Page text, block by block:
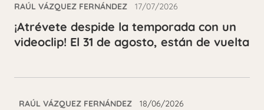
RAÚL VÁZQUEZ FERNÁNDEZ 17/07/2026
¡Atrévete despide la temporada con un
videoclip! El 31 de agosto, están de vuelta
RAÚL VÁZQUEZ FERNÁNDEZ 18/06/2026